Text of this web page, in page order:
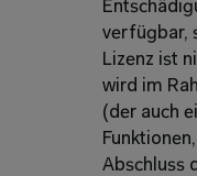
verfügbar,
Lizenz ist
wird im
(der auch
Abschluss